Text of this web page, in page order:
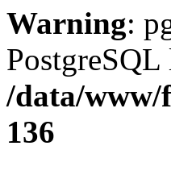
Warning:
/data/www/
136